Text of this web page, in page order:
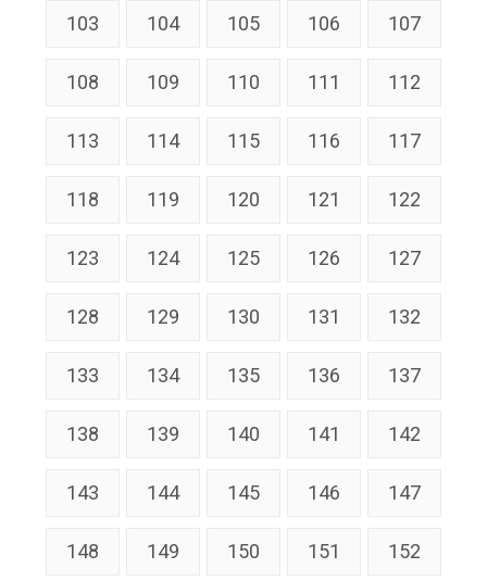
103 104 105 106 107
108 109 110 111 112
113 114 115 116 117
118 119 120 121 122
123 124 125 126 127
128 129 130 131 132
133 134 135 136 137
138 139 140 141 142
143 144 145 146 147
148 149 150 151 152